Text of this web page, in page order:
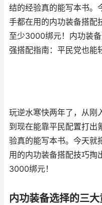
结的经验真的能写本书。
手都在用的内功装备搭配
至少3000绑元！内功装
强搭配指南：平民党也能
玩逆水寒快两年了，从刚
到现在能靠平民配置打出
验真的能写本书。今天就
用的内功装备搭配技巧掏
3000绑元！
内功装备选择的三大